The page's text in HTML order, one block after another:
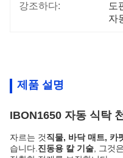
강조하다:
도
자
제품 설명
IBON1650 자동 식탁
자르는 것직물, 바닥 매트, 카
습니다. 진동용 칼 기술 , 그것